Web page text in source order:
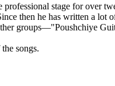
stage for over
then he has written a lot
groups—"Poushchiye
songs.